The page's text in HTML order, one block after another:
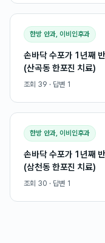
한방 안과, 이비인후과
손바닥 수포가 1년째
(산곡동 한포진 치료)
조회 39 · 답변 1
한방 안과, 이비인후과
손바닥 수포가 1년째
(삼천동 한포진 치료)
조회 30 · 답변 1